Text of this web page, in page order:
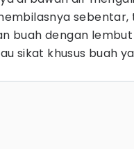
sebentar,
buah dengan
sikat khusus buah